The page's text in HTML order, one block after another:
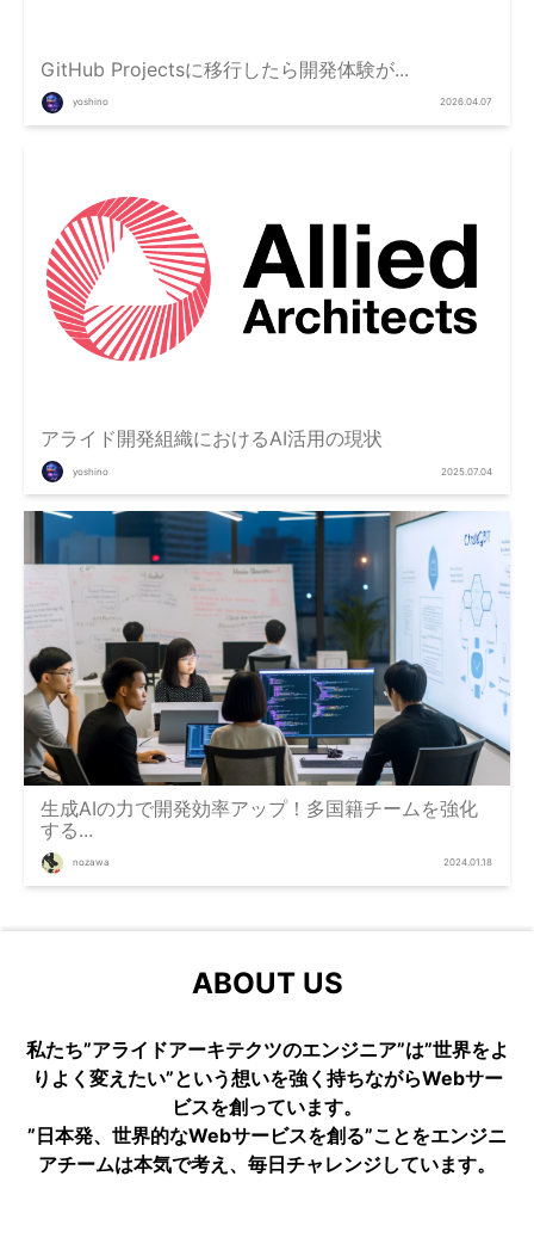
GitHub Projectsに移行したら開発体験が...
yoshino 2026.04.07
アライド開発組織におけるAI活用の現状
yoshino 2025.07.04
生成AIの力で開発効率アップ！多国籍チームを強化
する...
nozawa 2024.01.18
ABOUT US
私たち”アライドアーキテクツのエンジニア”は”世界をよ
りよく変えたい”という想いを強く持ちながらWebサー
ビスを創っています。
”日本発、世界的なWebサービスを創る”ことをエンジニ
アチームは本気で考え、毎日チャレンジしています。